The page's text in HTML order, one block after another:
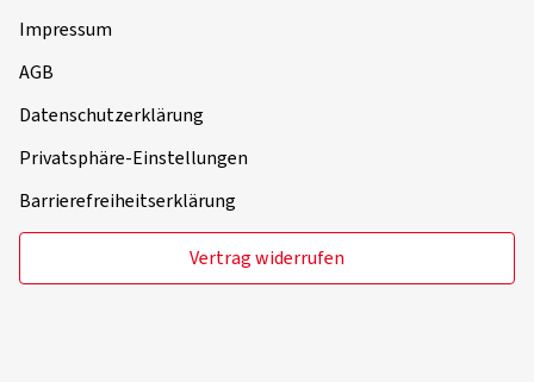
Impressum
AGB
Datenschutzerklärung
Privatsphäre-Einstellungen
Barrierefreiheitserklärung
Vertrag widerrufen